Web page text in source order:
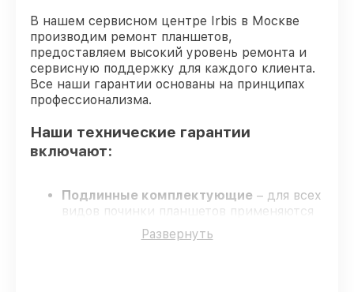
В нашем сервисном центре Irbis в Москве
производим ремонт планшетов,
предоставляем высокий уровень ремонта и
сервисную поддержку для каждого клиента.
Все наши гарантии основаны на принципах
профессионализма.
Наши технические гарантии
включают:
Подлинные комплектующие – для всех
видов починки планшетов применяются
только оригинальные запчасти.
Опытные мастера– обучение и
Развернуть